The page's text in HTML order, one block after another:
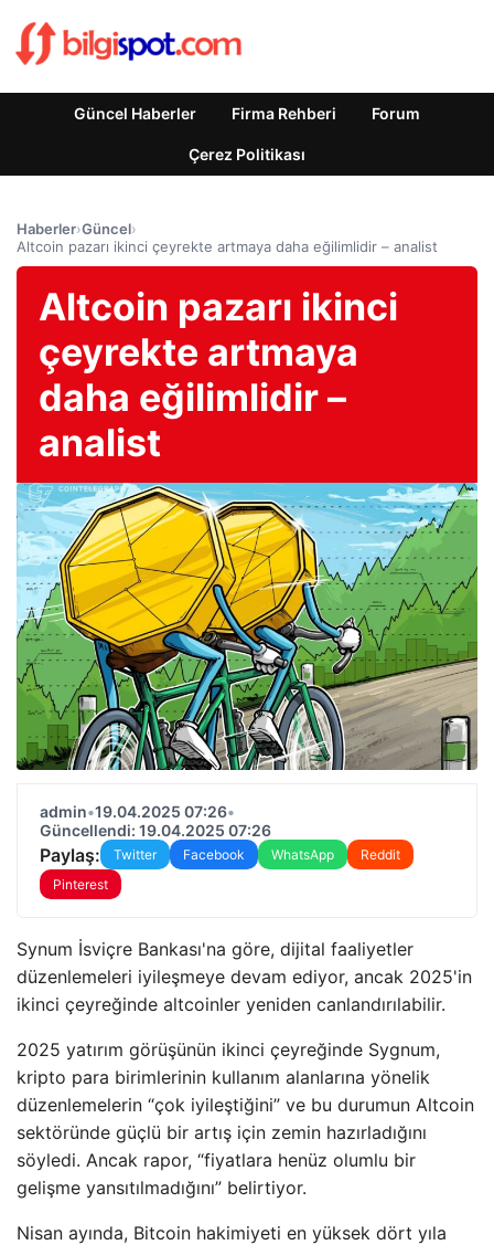
Güncel Haberler Firma Rehberi Forum
Çerez Politikası
Haberler›Güncel›
Altcoin pazarı ikinci çeyrekte artmaya daha eğilimlidir – analist
Altcoin pazarı ikinci
çeyrekte artmaya
daha eğilimlidir –
analist
admin•19.04.2025 07:26•
Güncellendi: 19.04.2025 07:26
Paylaş: Twitter Facebook WhatsApp
Reddit
Pinterest
Synum İsviçre Bankası'na göre, dijital faaliyetler
düzenlemeleri iyileşmeye devam ediyor, ancak 2025'in
ikinci çeyreğinde altcoinler yeniden canlandırılabilir.
2025 yatırım görüşünün ikinci çeyreğinde Sygnum,
kripto para birimlerinin kullanım alanlarına yönelik
düzenlemelerin “çok iyileştiğini” ve bu durumun Altcoin
sektöründe güçlü bir artış için zemin hazırladığını
söyledi. Ancak rapor, “fiyatlara henüz olumlu bir
gelişme yansıtılmadığını” belirtiyor.
Nisan ayında, Bitcoin hakimiyeti en yüksek dört yıla